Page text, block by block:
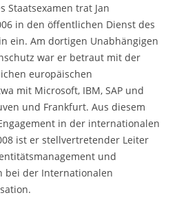
Staatsexamen trat Jan
in den öffentlichen Dienst des
ein. Am dortigen Unabhängigen
war er betraut mit der
europäischen
mit Microsoft, IBM, SAP und
und Frankfurt. Aus diesem
in der internationalen
ist er stellvertretender Leiter
und
bei der Internationalen